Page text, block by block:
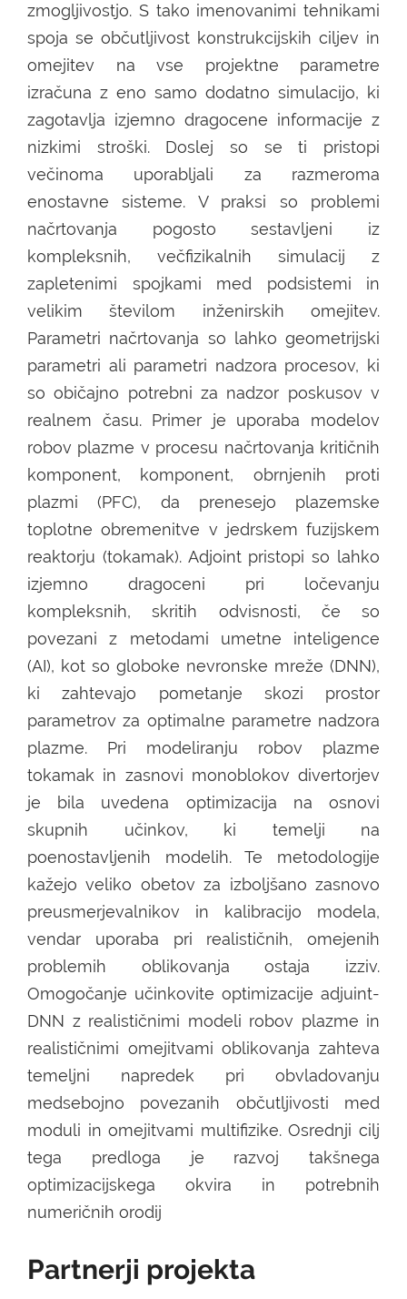
zmogljivostjo. S tako imenovanimi tehnikami
spoja se občutljivost konstrukcijskih ciljev in
omejitev na vse projektne parametre
izračuna z eno samo dodatno simulacijo, ki
zagotavlja izjemno dragocene informacije z
nizkimi stroški. Doslej so se ti pristopi
večinoma uporabljali za razmeroma
enostavne sisteme. V praksi so problemi
načrtovanja pogosto sestavljeni iz
kompleksnih, večfizikalnih simulacij z
zapletenimi spojkami med podsistemi in
velikim številom inženirskih omejitev.
Parametri načrtovanja so lahko geometrijski
parametri ali parametri nadzora procesov, ki
so običajno potrebni za nadzor poskusov v
realnem času. Primer je uporaba modelov
robov plazme v procesu načrtovanja kritičnih
komponent, komponent, obrnjenih proti
plazmi (PFC), da prenesejo plazemske
toplotne obremenitve v jedrskem fuzijskem
reaktorju (tokamak). Adjoint pristopi so lahko
izjemno dragoceni pri ločevanju
kompleksnih, skritih odvisnosti, če so
povezani z metodami umetne inteligence
(AI), kot so globoke nevronske mreže (DNN),
ki zahtevajo pometanje skozi prostor
parametrov za optimalne parametre nadzora
plazme. Pri modeliranju robov plazme
tokamak in zasnovi monoblokov divertorjev
je bila uvedena optimizacija na osnovi
skupnih učinkov, ki temelji na
poenostavljenih modelih. Te metodologije
kažejo veliko obetov za izboljšano zasnovo
preusmerjevalnikov in kalibracijo modela,
vendar uporaba pri realističnih, omejenih
problemih oblikovanja ostaja izziv.
Omogočanje učinkovite optimizacije adjuint-
DNN z realističnimi modeli robov plazme in
realističnimi omejitvami oblikovanja zahteva
temeljni napredek pri obvladovanju
medsebojno povezanih občutljivosti med
moduli in omejitvami multifizike. Osrednji cilj
tega predloga je razvoj takšnega
optimizacijskega okvira in potrebnih
numeričnih orodij
Partnerji projekta